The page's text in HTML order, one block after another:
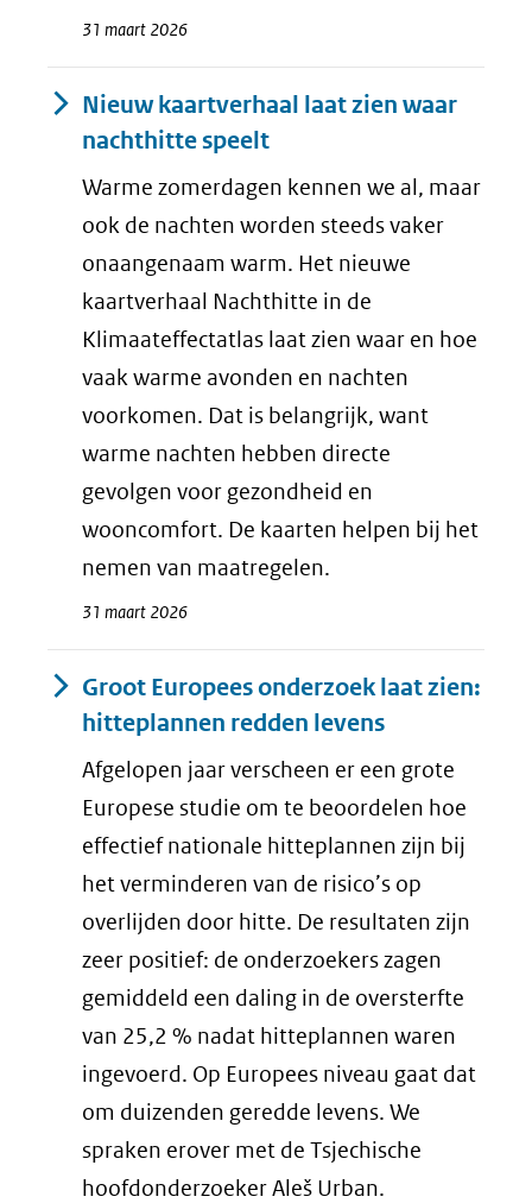
31 maart 2026
Nieuw kaartverhaal laat zien waar
nachthitte speelt
Warme zomerdagen kennen we al, maar
ook de nachten worden steeds vaker
onaangenaam warm. Het nieuwe
kaartverhaal Nachthitte in de
Klimaateffectatlas laat zien waar en hoe
vaak warme avonden en nachten
voorkomen. Dat is belangrijk, want
warme nachten hebben directe
gevolgen voor gezondheid en
wooncomfort. De kaarten helpen bij het
nemen van maatregelen.
31 maart 2026
Groot Europees onderzoek laat zien:
hitteplannen redden levens
Afgelopen jaar verscheen er een grote
Europese studie om te beoordelen hoe
effectief nationale hitteplannen zijn bij
het verminderen van de risico’s op
overlijden door hitte. De resultaten zijn
zeer positief: de onderzoekers zagen
gemiddeld een daling in de oversterfte
van 25,2 % nadat hitteplannen waren
ingevoerd. Op Europees niveau gaat dat
om duizenden geredde levens. We
spraken erover met de Tsjechische
hoofdonderzoeker Aleš Urban.